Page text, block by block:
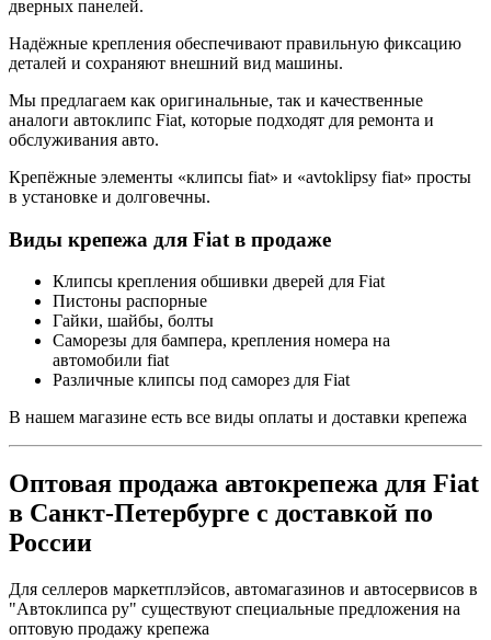
дверных панелей.
Надёжные крепления обеспечивают правильную фиксацию
деталей и сохраняют внешний вид машины.
Мы предлагаем как оригинальные, так и качественные
аналоги автоклипс Fiat, которые подходят для ремонта и
обслуживания авто.
Крепёжные элементы «клипсы fiat» и «avtoklipsy fiat» просты
в установке и долговечны.
Виды крепежа для Fiat в продаже
Клипсы крепления обшивки дверей для Fiat
Пистоны распорные
Гайки, шайбы, болты
Саморезы для бампера, крепления номера на
автомобили fiat
Различные клипсы под саморез для Fiat
В нашем магазине есть все виды оплаты и доставки крепежа
Оптовая продажа автокрепежа для Fiat
в Санкт-Петербурге с доставкой по
России
Для селлеров маркетплэйсов, автомагазинов и автосервисов в
"Автоклипса ру" существуют специальные предложения на
оптовую продажу крепежа